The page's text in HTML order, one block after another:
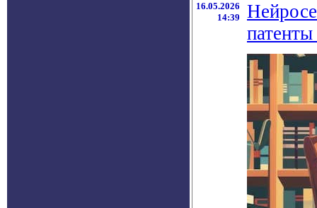
16.05.2026
14:39